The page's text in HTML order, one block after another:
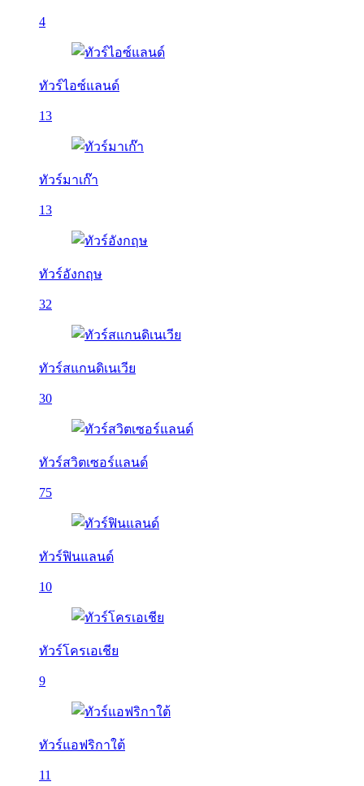
4
ทัวร์ไอซ์แลนด์
13
ทัวร์มาเก๊า
13
ทัวร์อังกฤษ
32
ทัวร์สแกนดิเนเวีย
30
ทัวร์สวิตเซอร์แลนด์
75
ทัวร์ฟินแลนด์
10
ทัวร์โครเอเชีย
9
ทัวร์แอฟริกาใต้
11